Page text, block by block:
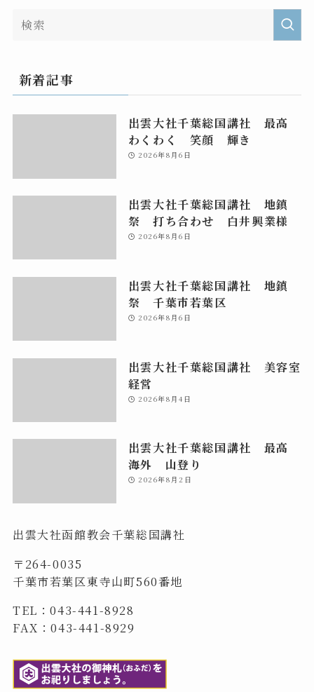
新着記事
出雲大社千葉総国講社 最高
わくわく 笑顔 輝き
2026年8月6日
出雲大社千葉総国講社 地鎮
祭 打ち合わせ 白井興業様
2026年8月6日
出雲大社千葉総国講社 地鎮
祭 千葉市若葉区
2026年8月6日
出雲大社千葉総国講社 美容室
経営
2026年8月4日
出雲大社千葉総国講社 最高
海外 山登り
2026年8月2日
出雲大社函館教会千葉総国講社
〒264-0035
千葉市若葉区東寺山町560番地
TEL：043-441-8928
FAX：043-441-8929